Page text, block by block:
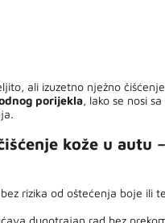
ali izuzetno nježno
porijekla, lako se nosi sa
kože u autu –
rizika od oštećenja boje ili